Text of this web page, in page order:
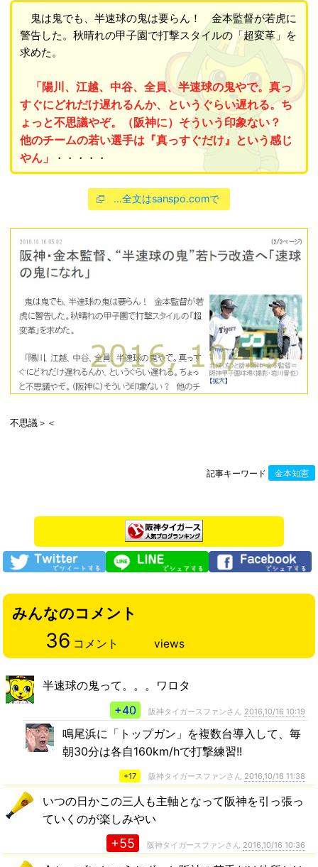
鬼は鬼でも、半速球の鬼は要らん！ 金本監督が若虎に
警告した。秋晴れの甲子園で打撃スタイルの「超変革」を
求めた。
「陽川、江越、中谷、全員、半速球の鬼やで。真っ
すぐにどれだけ遅れるんか、というぐらい遅れる。ち
ょっと不思議やぞ。（阪神に）そういう印象ない？
他のチームの若い選手は『真っすぐだけ』という感じ
やん」
・・・・・
…全文はsanspo.comで
不思議＞＜
記事キーワード 金本知憲
みんなのコメント
36 コメント views
半速球の鬼って。。。ワロタ
+40
阪神タイガースファンさん 2016,10/16 10:19
鳴尾浜に「トップガン」を複数台導入して、毎
朝30分は各自160km/hで打撃練習!!
+17 阪神タイガースファンさん 2016,10/16 11:38
いつの日かこの三人も主軸となって阪神を引っ張っ
ていくのが楽しみやい
+55 阪神タイガースファンさん 2016,10/16 10:36